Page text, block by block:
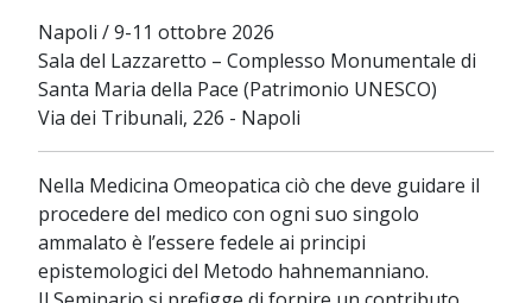
Napoli / 9-11 ottobre 2026
Sala del Lazzaretto – Complesso Monumentale di
Santa Maria della Pace (Patrimonio UNESCO)
Via dei Tribunali, 226 - Napoli
Nella Medicina Omeopatica ciò che deve guidare il
procedere del medico con ogni suo singolo
ammalato è l’essere fedele ai principi
epistemologici del Metodo hahnemanniano.